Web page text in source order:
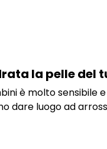
la pelle del
è molto sensibile
dare luogo ad
motivo che